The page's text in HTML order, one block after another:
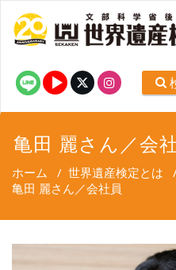
亀田 麗さん／会
ホーム / 世界遺産検定とは
亀田 麗さん／会社員